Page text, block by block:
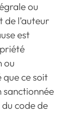
ou
de l’auteur
est
ou
ce soit
code de